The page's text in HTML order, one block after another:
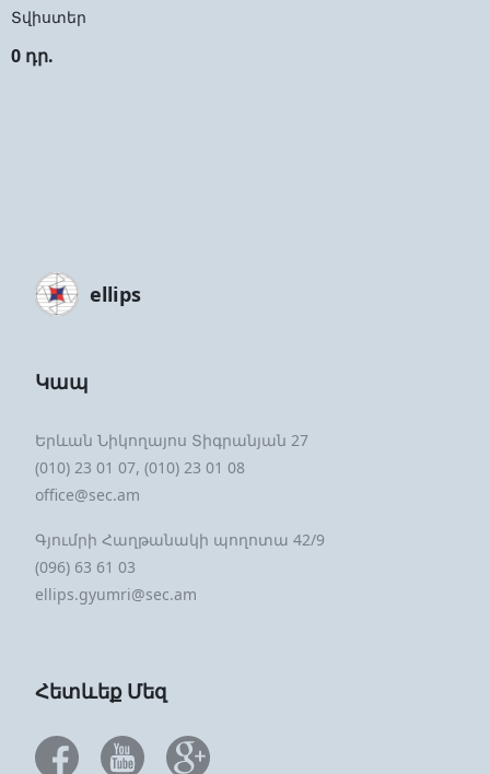
Տվիստեր
0 դր.
ellips
Կապ
Երևան Նիկողայոս Տիգրանյան 27
(010) 23 01 07, (010) 23 01 08
office@sec.am
Գյումրի Հաղթանակի պողոտա 42/9
(096) 63 61 03
ellips.gyumri@sec.am
Հետևեք Մեզ